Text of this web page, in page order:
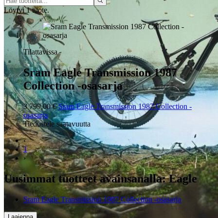
Löytyi 1 tuote.
Tilattavissa
Sram Eagle Transmission 1987
Collection -osasarja
3 799,00 € Sram Eagle Transmission 1987 Collection -
osasarja
Tiedustele saatavuutta
‹
1
›
Uusimmat tuotteet avainsanalla: Eagle
Sram Eagle Transmission 1987 Collection -osasarja
Laajenna